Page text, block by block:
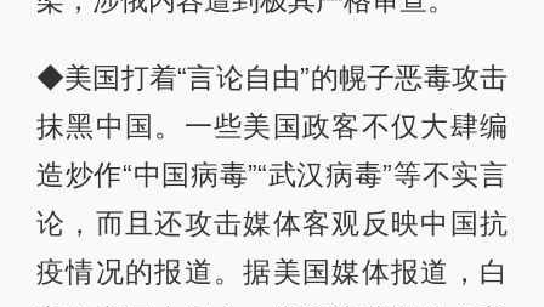
◆美国打着“言论自由”的幌子恶毒攻击
抹黑中国。一些美国政客不仅大肆编
造炒作“中国病毒”“武汉病毒”等不实言
论，而且还攻击媒体客观反映中国抗
疫情况的报道。据美国媒体报道，白